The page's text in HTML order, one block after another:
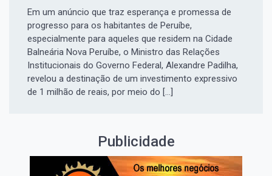
Em um anúncio que traz esperança e promessa de
progresso para os habitantes de Peruíbe,
especialmente para aqueles que residem na Cidade
Balneária Nova Peruíbe, o Ministro das Relações
Institucionais do Governo Federal, Alexandre Padilha,
revelou a destinação de um investimento expressivo
de 1 milhão de reais, por meio do […]
Publicidade